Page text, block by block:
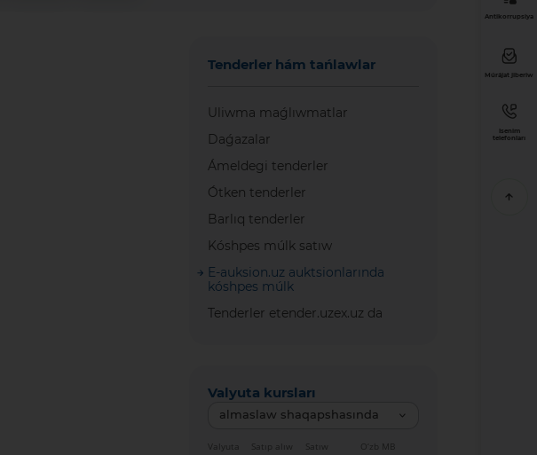
Tenderler hám tańlawlar
Uliwma maǵlıwmatlar
Daǵazalar
Ámeldegi tenderler
Ótken tenderler
Barlıq tenderler
Kóshpes múlk satıw
E-auksion.uz auktsionlarında
kóshpes múlk
Tenderler etender.uzex.uz da
Valyuta kursları
almaslaw shaqapshasında
Valyuta Satıp alıw Satıw
O‘zb MB
Antikorrupsiya
Múrájat jiberiw
Isenim
telefonları